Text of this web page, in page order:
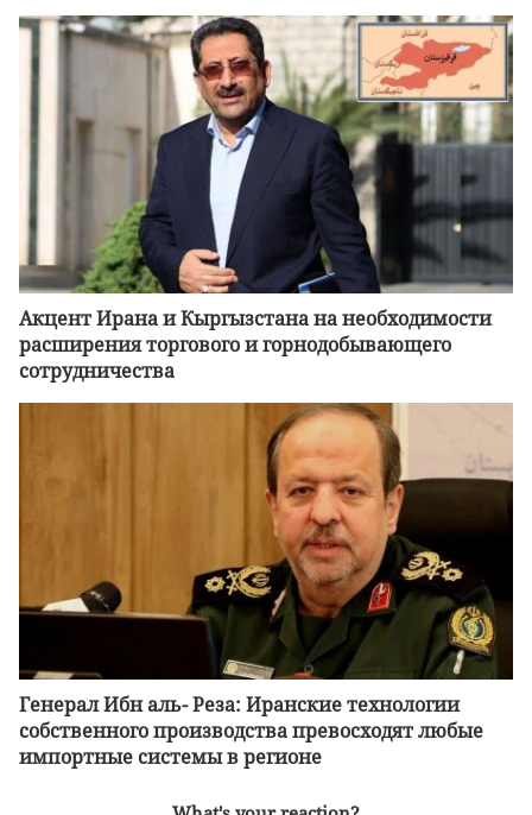
Акцент Ирана и Кыргызстана на необходимости
расширения торгового и горнодобывающего
сотрудничества
Генерал Ибн аль- Реза: Иранские технологии
собственного производства превосходят любые
импортные системы в регионе